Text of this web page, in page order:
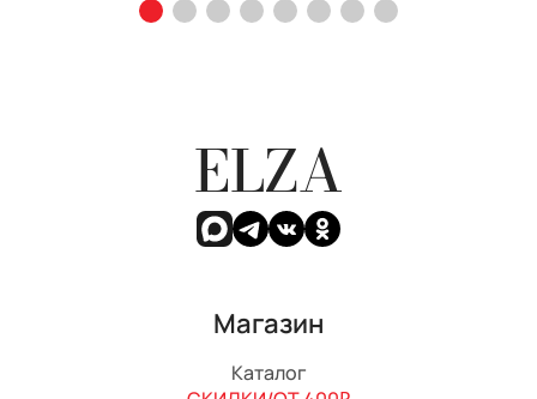
ELZA
Магазин
Каталог